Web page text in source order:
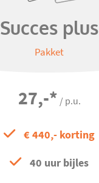
Succes plus
Pakket
27,-* / p.u.
€ 440,- korting
40 uur bijles